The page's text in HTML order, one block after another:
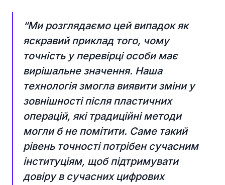
“Ми розглядаємо цей випадок як
яскравий приклад того, чому
точність у перевірці особи має
вирішальне значення. Наша
технологія змогла виявити зміни у
зовнішності після пластичних
операцій, які традиційні методи
могли б не помітити. Саме такий
рівень точності потрібен сучасним
інституціям, щоб підтримувати
довіру в сучасних цифрових